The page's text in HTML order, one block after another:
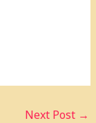
Next Post →